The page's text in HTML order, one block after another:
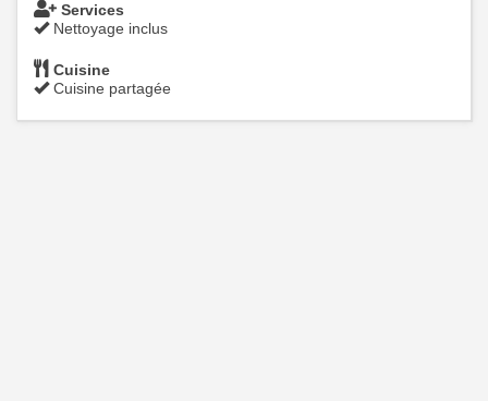
Services
Nettoyage inclus
Cuisine
Cuisine partagée